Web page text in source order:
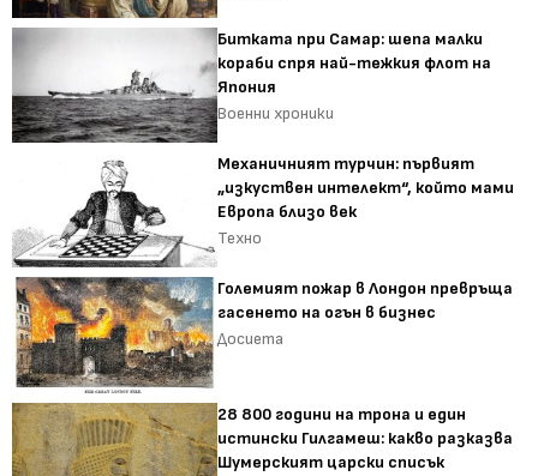
Битката при Самар: шепа малки
кораби спря най-тежкия флот на
Япония
Военни хроники
Механичният турчин: първият
„изкуствен интелект“, който мами
Европа близо век
Техно
Големият пожар в Лондон превръща
гасенето на огън в бизнес
Досиета
28 800 години на трона и един
истински Гилгамеш: какво разказва
Шумерският царски списък